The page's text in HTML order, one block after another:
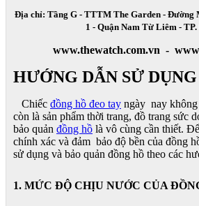
Địa chỉ: Tầng G - TTTM The Garden - Đường
1 - Quận Nam Từ Liêm -
www.thewatch.com.vn -
HƯỚNG DẪN SỬ DỤNG
Chiếc đồng hồ đeo tay ngày nay
còn là sản phẩm thời trang, đồ trang sức
bảo quản đồng hồ là vô cùng cần thiết.
chính xác và đảm bảo độ bền của đồng
sử dụng và bảo quản đồng hồ theo các
1. MỨC ĐỘ CHỊU NƯỚC CỦA